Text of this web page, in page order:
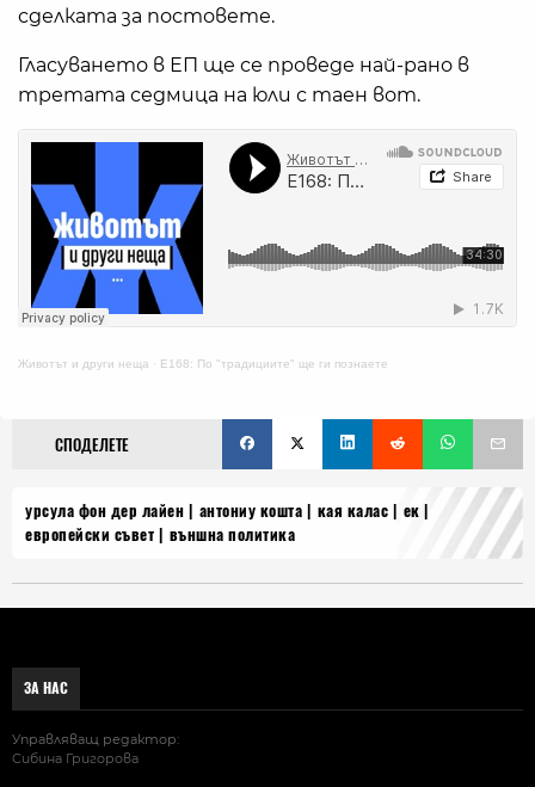
сделката за постовете.
Гласуването в ЕП ще се проведе най-рано в
третата седмица на юли с таен вот.
Животът и други неща · E168: По "традициите" ще ги познаете
СПОДЕЛЕТЕ
урсула фон дер лайен антониу кошта кая калас
ек
европейски съвет
външна политика
ЗА НАС
Управляващ редактор:
Сибина Григорова